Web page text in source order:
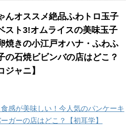
んオススメ絶品ふわトロ玉子
スト3!オムライスの美味玉子
焼きの小江戸オハナ・ふわふ
の石焼ビビンバの店はどこ？
ジャニ】
感が美味しい！今人気のパンケーキ
ガーの店はどこ？【初耳学】